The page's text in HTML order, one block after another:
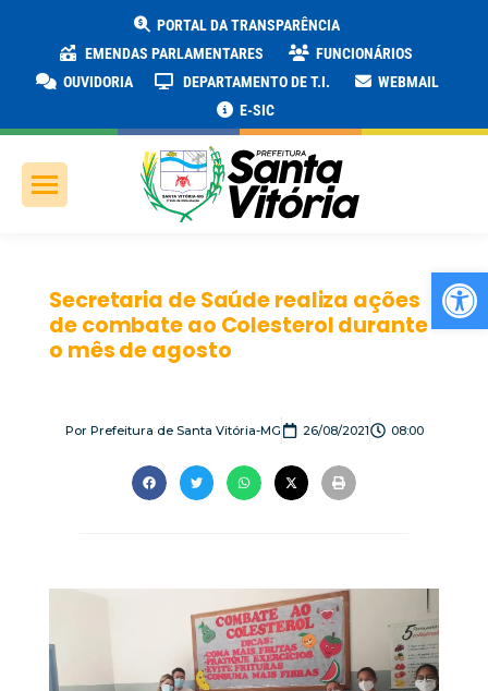
PORTAL DA TRANSPARÊNCIA
EMENDAS PARLAMENTARES
FUNCIONÁRIOS
OUVIDORIA
DEPARTAMENTO DE T.I.
WEBMAIL
E-SIC
Secretaria de Saúde realiza ações
de combate ao Colesterol durante
o mês de agosto
PorPrefeitura de Santa Vitória-MG 26/08/2021 08:00